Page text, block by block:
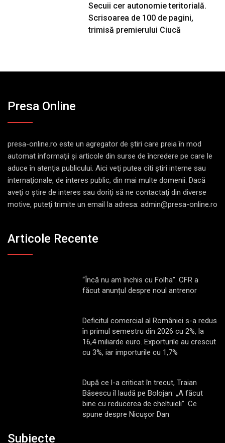
Secuii cer autonomie teritorială.
Scrisoarea de 100 de pagini,
trimisă premierului Ciucă
Presa Online
presa-online.ro este un agregator de ştiri care preia în mod
automat informaţii şi articole din surse de încredere pe care le
aduce în atenţia publicului. Aici veţi putea citi ştiri interne sau
internaţionale, de interes public, din mai multe domenii. Dacă
aveţi o ştire de interes sau doriţi să ne contactaţi din diverse
motive, puteţi trimite un email la adresa: admin@presa-online.ro
Articole Recente
“Încă nu am închis cu Folha”. CFR a
făcut anunțul despre noul antrenor
Deficitul comercial al României s-a redus
în primul semestru din 2026 cu 2%, la
16,4 miliarde euro. Exporturile au crescut
cu 3%, iar importurile cu 1,7%
După ce l-a criticat în trecut, Traian
Băsescu îl laudă pe Bolojan: „A făcut
bine cu reducerea de cheltuieli”. Ce
spune despre Nicușor Dan
Subiecte